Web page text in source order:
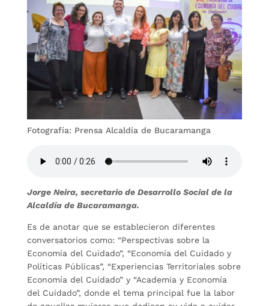
Fotografía: Prensa Alcaldía de Bucaramanga
Jorge Neira, secretario de Desarrollo Social de la
Alcaldía de Bucaramanga.
Es de anotar que se establecieron diferentes
conversatorios como: “Perspectivas sobre la
Economía del Cuidado”, “Economía del Cuidado y
Políticas Públicas”, “Experiencias Territoriales sobre
Economía del Cuidado” y “Academia y Economía
del Cuidado”, donde el tema principal fue la labor